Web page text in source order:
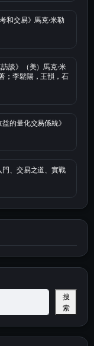
和交易》馬克·米勒
談》（美）馬克·米
；李鬆陽，王韻，石
的量化交易係統》
門、交易之道、實戰
搜
索